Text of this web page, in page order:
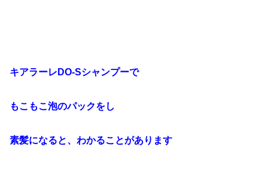
キアラーレDO-Sシャンプーで
もこもこ泡のパックをし
素髪になると、わかることがあります